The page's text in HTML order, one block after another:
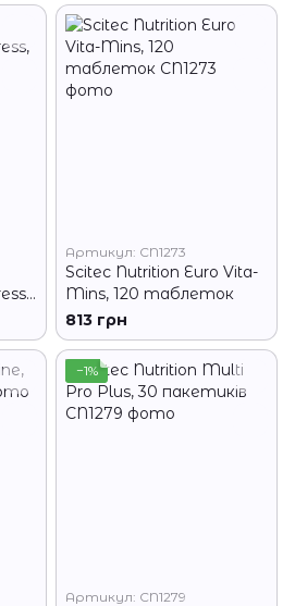
Артикул: CN1273
Scitec Nutrition Euro Vita-
Mins, 120 таблеток
813 грн
−1%
Артикул: CN1279